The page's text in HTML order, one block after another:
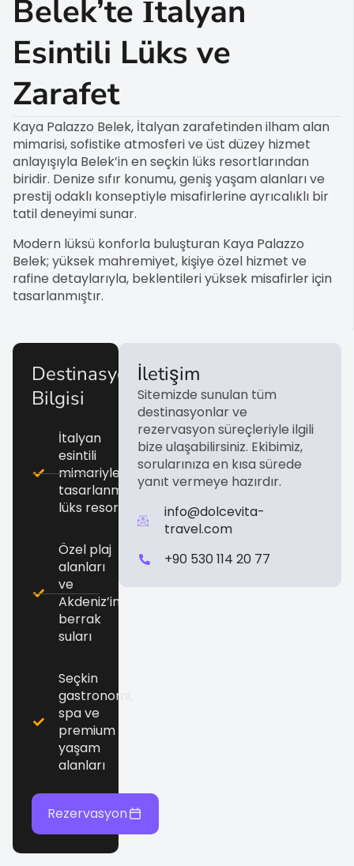
Belek’te İtalyan
Esintili Lüks ve
Zarafet
Kaya Palazzo Belek, İtalyan zarafetinden ilham alan
mimarisi, sofistike atmosferi ve üst düzey hizmet
anlayışıyla Belek’in en seçkin lüks resortlarından
biridir. Denize sıfır konumu, geniş yaşam alanları ve
prestij odaklı konseptiyle misafirlerine ayrıcalıklı bir
tatil deneyimi sunar.
Modern lüksü konforla buluşturan Kaya Palazzo
Belek; yüksek mahremiyet, kişiye özel hizmet ve
rafine detaylarıyla, beklentileri yüksek misafirler için
tasarlanmıştır.
Destinasyon
Bilgisi
İtalyan
esintili
mimariyle
tasarlanmış
lüks resort
Özel plaj
alanları
ve
Akdeniz’in
berrak
suları
Seçkin
gastronomi,
spa ve
premium
yaşam
alanları
Rezervasyon
İletişim
Sitemizde sunulan tüm
destinasyonlar ve
rezervasyon süreçleriyle ilgili
bize ulaşabilirsiniz. Ekibimiz,
sorularınıza en kısa sürede
yanıt vermeye hazırdır.
info@dolcevita-
travel.com
+90 530 114 20 77